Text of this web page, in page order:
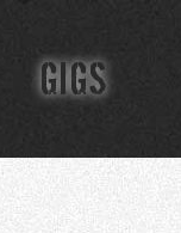
GIGS